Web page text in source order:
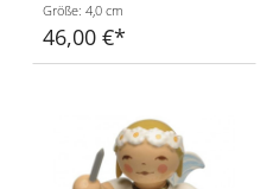
Größe: 4,0 cm
46,00 €